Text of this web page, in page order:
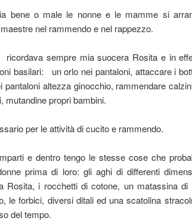
bene o male le nonne e le mamme si
nel rammendo e nel rappezzo.
ricordava sempre mia suocera Rosita e in
basilari: un orlo nei pantaloni, attaccare i
altezza ginocchio, rammendare
propri bambini.
per le attività di cucito e rammendo.
e dentro tengo le stesse cose che
prima di loro: gli aghi di differenti
Rosita, i rocchetti di cotone, un matassina di
le forbici, diversi ditali ed una scatolina
del tempo.